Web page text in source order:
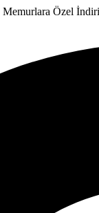
Memurlara Özel